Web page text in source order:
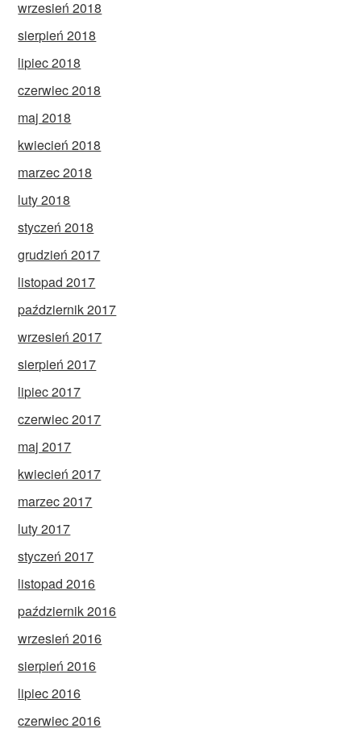
wrzesień 2018
sierpień 2018
lipiec 2018
czerwiec 2018
maj 2018
kwiecień 2018
marzec 2018
luty 2018
styczeń 2018
grudzień 2017
listopad 2017
październik 2017
wrzesień 2017
sierpień 2017
lipiec 2017
czerwiec 2017
maj 2017
kwiecień 2017
marzec 2017
luty 2017
styczeń 2017
listopad 2016
październik 2016
wrzesień 2016
sierpień 2016
lipiec 2016
czerwiec 2016